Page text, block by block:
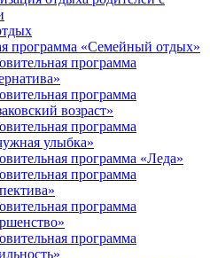
программа «Семейный отдых»
программа
программа
возраст»
программа
улыбка»
программа «Леда»
программа
программа
программа